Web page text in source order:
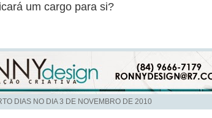
um cargo para si?
DIAS NO DIA3 DE NOVEMBRO DE 2010